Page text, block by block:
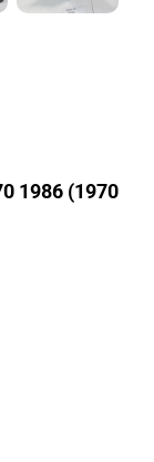
1986 (1970